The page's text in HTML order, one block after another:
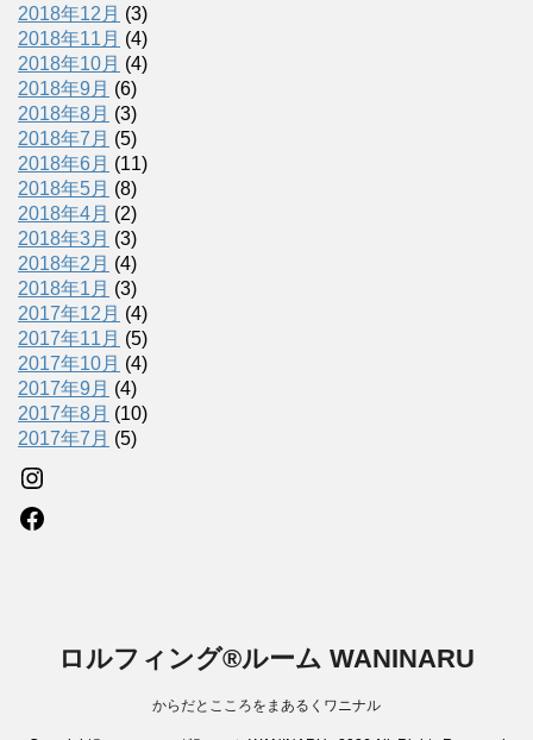
2018年12月 (3)
2018年11月 (4)
2018年10月 (4)
2018年9月 (6)
2018年8月 (3)
2018年7月 (5)
2018年6月 (11)
2018年5月 (8)
2018年4月 (2)
2018年3月 (3)
2018年2月 (4)
2018年1月 (3)
2017年12月 (4)
2017年11月 (5)
2017年10月 (4)
2017年9月 (4)
2017年8月 (10)
2017年7月 (5)
Instagram
Facebook
ロルフィング®ルーム WANINARU
からだとこころをまあるくワニナル